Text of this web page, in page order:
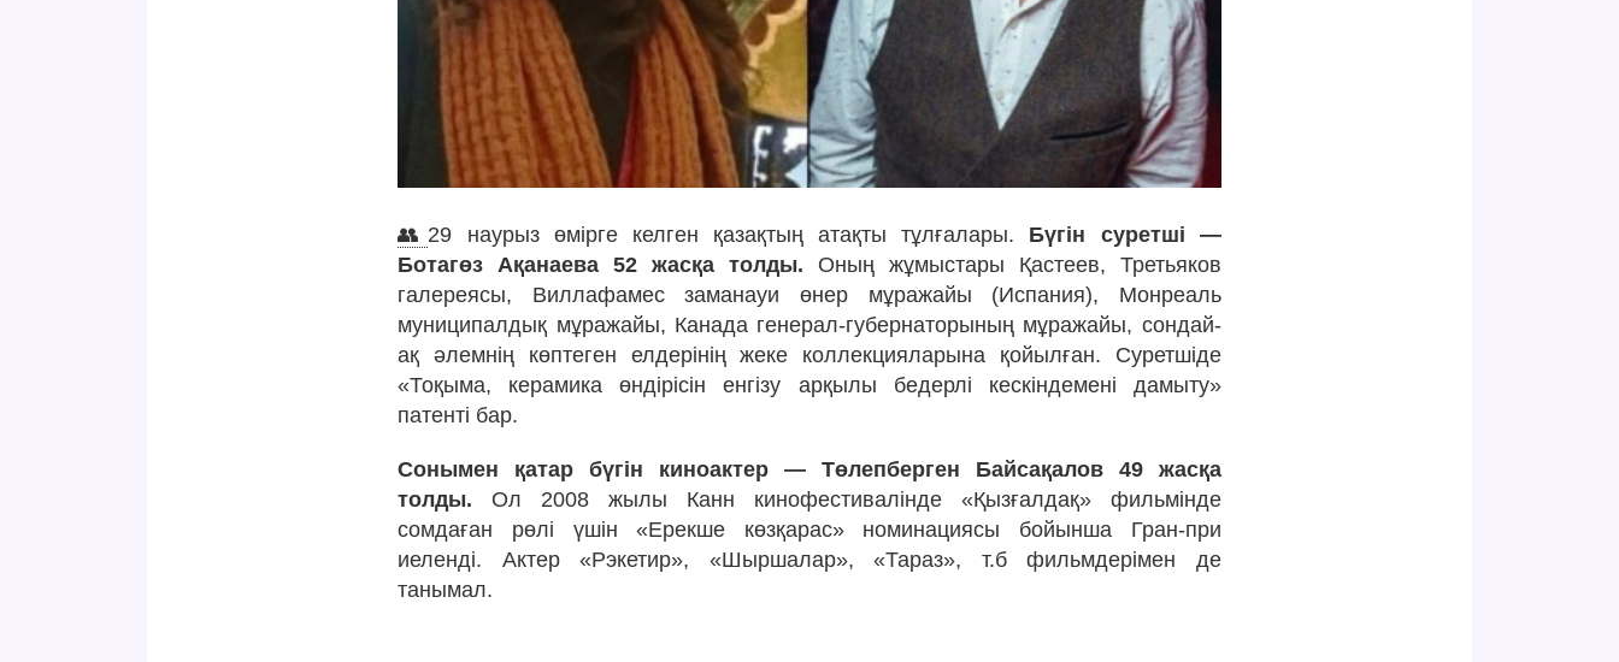
👥 29 наурыз өмірге келген қазақтың атақты тұлғалары. Бүгін суретші —
Ботагөз Ақанаева 52 жасқа толды. Оның жұмыстары Қастеев, Третьяков
галереясы, Виллафамес заманауи өнер мұражайы (Испания), Монреаль
муниципалдық мұражайы, Канада генерал-губернаторының мұражайы, сондай-
ақ әлемнің көптеген елдерінің жеке коллекцияларына қойылған. Суретшіде
«Тоқыма, керамика өндірісін енгізу арқылы бедерлі кескіндемені дамыту»
патенті бар.
Сонымен қатар бүгін киноактер — Төлепберген Байсақалов 49 жасқа
толды. Ол 2008 жылы Канн кинофестивалінде «Қызғалдақ» фильмінде
сомдаған рөлі үшін «Ерекше көзқарас» номинациясы бойынша Гран-при
иеленді. Актер «Рэкетир», «Шыршалар», «Тараз», т.б фильмдерімен де
танымал.